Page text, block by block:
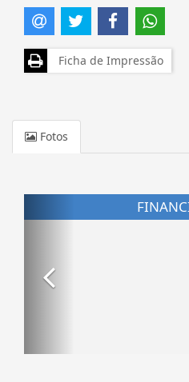
Ficha de Impressão
Fotos